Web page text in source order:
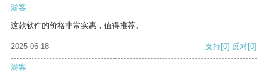
游客
这款软件的价格非常实惠，值得推荐。
2025-06-18 支持[0] 反对[0]
游客